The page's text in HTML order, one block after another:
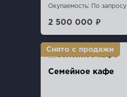
Окупаемость: По запросу
2 500 000 ₽
Семейное кафе